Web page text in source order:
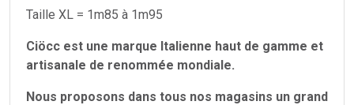
Taille XL = 1m85 à 1m95
Ciöcc est une marque Italienne haut de gamme et
artisanale de renommée mondiale.
Nous proposons dans tous nos magasins un grand